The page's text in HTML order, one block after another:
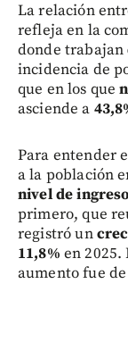
La relación
refleja en la
donde trabajan
incidencia de
que en los que
asciende a
Para entender
a la población
nivel de
primero, que
registró un
11,8% en
aumento fue de